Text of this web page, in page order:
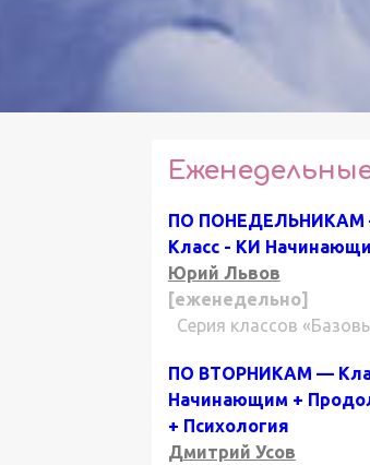
ПО ПОНЕДЕЛЬНИКАМ
Класс - КИ
Юрий Львов
[еженедельно]
Серия классов
ПО ВТОРНИКАМ —
Начинающим +
+ Психология
Дмитрий Усов